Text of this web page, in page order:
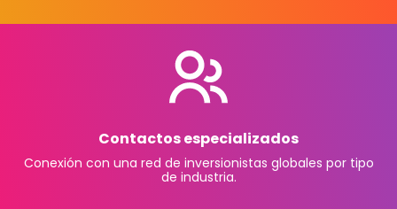
Contactos especializados
Conexión con una red de inversionistas globales por tipo
de industria.